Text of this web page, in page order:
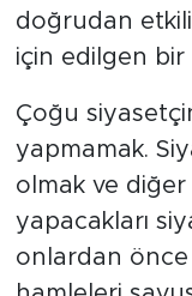
doğrudan
için edilgen bir
Çoğu
yapmamak.
olmak ve diğer
yapacakları
onlardan önce